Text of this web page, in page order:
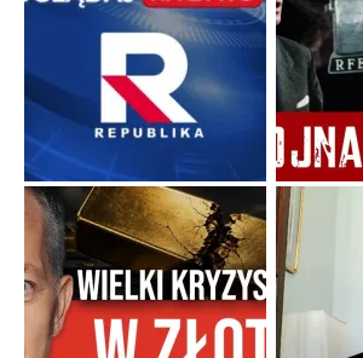
Jednym z dziedzictw polskiej
oceniania wszystkiego w kategoriach
również polityki międzynarodowej, a...
Popularne